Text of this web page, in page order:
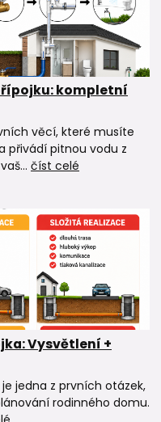
kompletní
věcí, které musíte
přivádí pitnou vodu z
číst celé
Vysvětlení +
jedna z prvních otázek,
rodinného domu.